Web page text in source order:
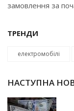
замовлення за
ТРЕНДИ
електромобілі
НАСТУПНА